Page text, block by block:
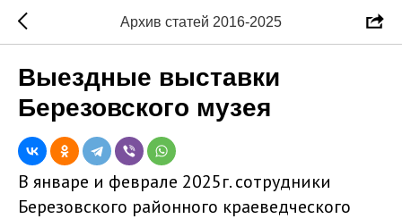
Архив статей 2016-2025
Выездные выставки
Березовского музея
В январе и феврале 2025г. сотрудники
Березовского районного краеведческого